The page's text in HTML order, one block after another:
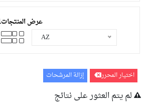
عرض المنتجات1 المتوفرة فقط
AZ
اختيار المحرر إزالة المرشحات
لم يتم العثور على نتائج